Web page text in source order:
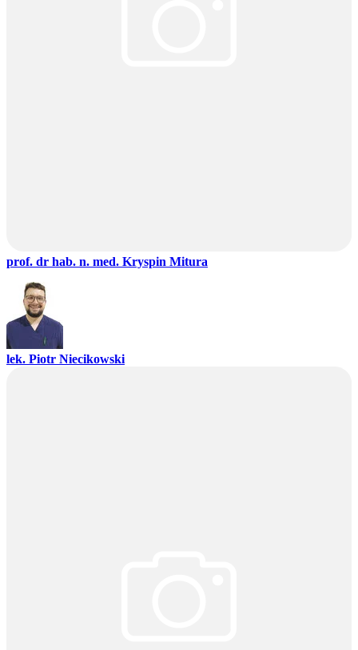
prof. dr hab. n. med. Kryspin Mitura
lek. Piotr Niecikowski